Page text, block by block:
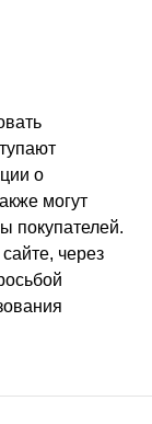
о
могут
покупателей.
через